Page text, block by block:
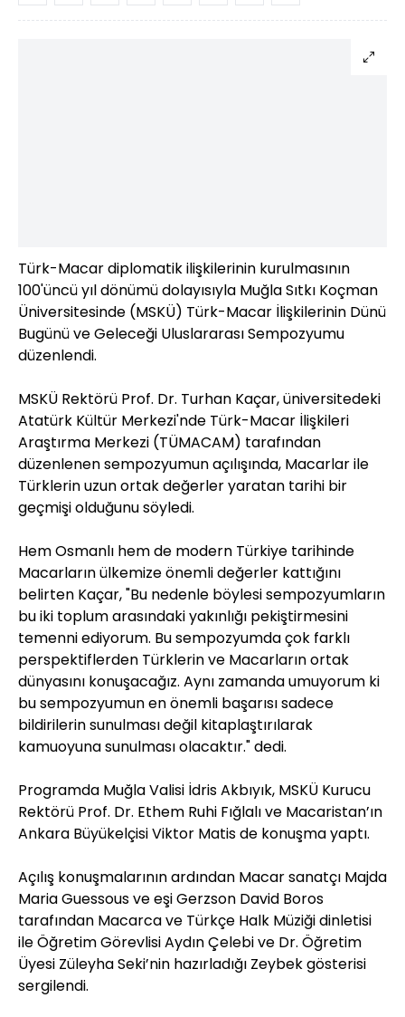
Türk-Macar diplomatik ilişkilerinin kurulmasının
100'üncü yıl dönümü dolayısıyla Muğla Sıtkı Koçman
Üniversitesinde (MSKÜ) Türk-Macar İlişkilerinin Dünü
Bugünü ve Geleceği Uluslararası Sempozyumu
düzenlendi.
MSKÜ Rektörü Prof. Dr. Turhan Kaçar, üniversitedeki
Atatürk Kültür Merkezi'nde Türk-Macar İlişkileri
Araştırma Merkezi (TÜMACAM) tarafından
düzenlenen sempozyumun açılışında, Macarlar ile
Türklerin uzun ortak değerler yaratan tarihi bir
geçmişi olduğunu söyledi.
Hem Osmanlı hem de modern Türkiye tarihinde
Macarların ülkemize önemli değerler kattığını
belirten Kaçar, "Bu nedenle böylesi sempozyumların
bu iki toplum arasındaki yakınlığı pekiştirmesini
temenni ediyorum. Bu sempozyumda çok farklı
perspektiflerden Türklerin ve Macarların ortak
dünyasını konuşacağız. Aynı zamanda umuyorum ki
bu sempozyumun en önemli başarısı sadece
bildirilerin sunulması değil kitaplaştırılarak
kamuoyuna sunulması olacaktır." dedi.
Programda Muğla Valisi İdris Akbıyık, MSKÜ Kurucu
Rektörü Prof. Dr. Ethem Ruhi Fığlalı ve Macaristan’ın
Ankara Büyükelçisi Viktor Matis de konuşma yaptı.
Açılış konuşmalarının ardından Macar sanatçı Majda
Maria Guessous ve eşi Gerzson David Boros
tarafından Macarca ve Türkçe Halk Müziği dinletisi
ile Öğretim Görevlisi Aydın Çelebi ve Dr. Öğretim
Üyesi Züleyha Seki’nin hazırladığı Zeybek gösterisi
sergilendi.